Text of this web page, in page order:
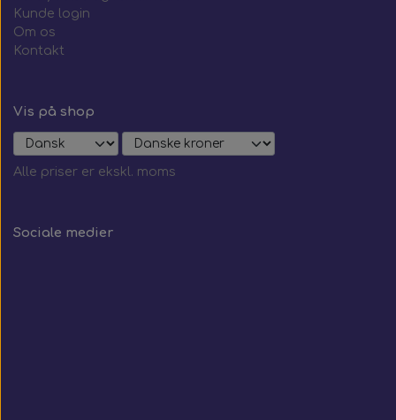
Kunde login
Om os
Kontakt
Vis på shop
Alle priser er ekskl. moms
Sociale medier